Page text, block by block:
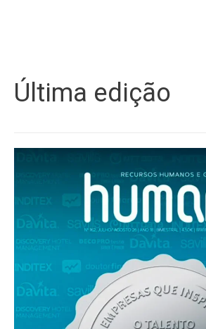
Última edição